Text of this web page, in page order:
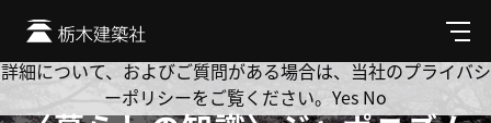
メ
ニ
ュ
Cookie を使用して、お客様の活動を追跡してもよろしいです
か? 当社ではお客様のプライバシーを極めて重視しています。
詳細について、およびご質問がある場合は、当社のプライバシ
ーポリシーをご覧ください。 Yes No